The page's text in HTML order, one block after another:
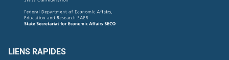
LIENS RAPIDES